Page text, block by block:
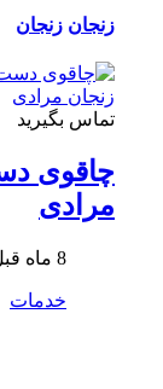
زنجان زنجان
تماس بگیرید
چاقوی
مرادی
8 ماه قبل
خدمات